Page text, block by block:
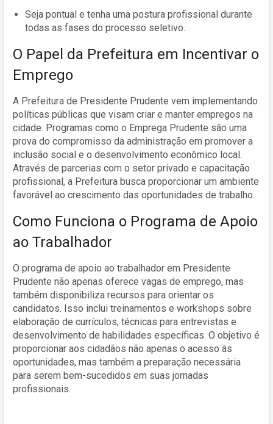
Seja pontual e tenha uma postura profissional durante
todas as fases do processo seletivo.
O Papel da Prefeitura em Incentivar o
Emprego
A Prefeitura de Presidente Prudente vem implementando
políticas públicas que visam criar e manter empregos na
cidade. Programas como o Emprega Prudente são uma
prova do compromisso da administração em promover a
inclusão social e o desenvolvimento econômico local.
Através de parcerias com o setor privado e capacitação
profissional, a Prefeitura busca proporcionar um ambiente
favorável ao crescimento das oportunidades de trabalho.
Como Funciona o Programa de Apoio
ao Trabalhador
O programa de apoio ao trabalhador em Presidente
Prudente não apenas oferece vagas de emprego, mas
também disponibiliza recursos para orientar os
candidatos. Isso inclui treinamentos e workshops sobre
elaboração de currículos, técnicas para entrevistas e
desenvolvimento de habilidades específicas. O objetivo é
proporcionar aos cidadãos não apenas o acesso às
oportunidades, mas também a preparação necessária
para serem bem-sucedidos em suas jornadas
profissionais.